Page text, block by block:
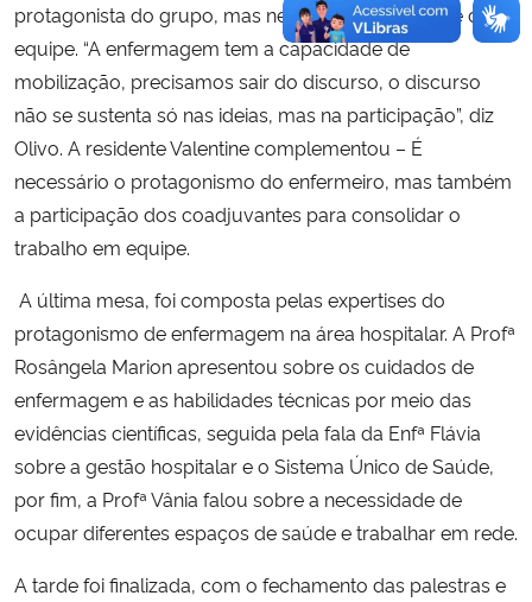
protagonista do grupo, mas nem sempre é o chefe da
equipe. “A enfermagem tem a capacidade de
mobilização, precisamos sair do discurso, o discurso
não se sustenta só nas ideias, mas na participação”, diz
Olivo. A residente Valentine complementou – É
necessário o protagonismo do enfermeiro, mas também
a participação dos coadjuvantes para consolidar o
trabalho em equipe.
A última mesa, foi composta pelas expertises do
protagonismo de enfermagem na área hospitalar. A Profª
Rosângela Marion apresentou sobre os cuidados de
enfermagem e as habilidades técnicas por meio das
evidências científicas, seguida pela fala da Enfª Flávia
sobre a gestão hospitalar e o Sistema Único de Saúde,
por fim, a Profª Vânia falou sobre a necessidade de
ocupar diferentes espaços de saúde e trabalhar em rede.
A tarde foi finalizada, com o fechamento das palestras e